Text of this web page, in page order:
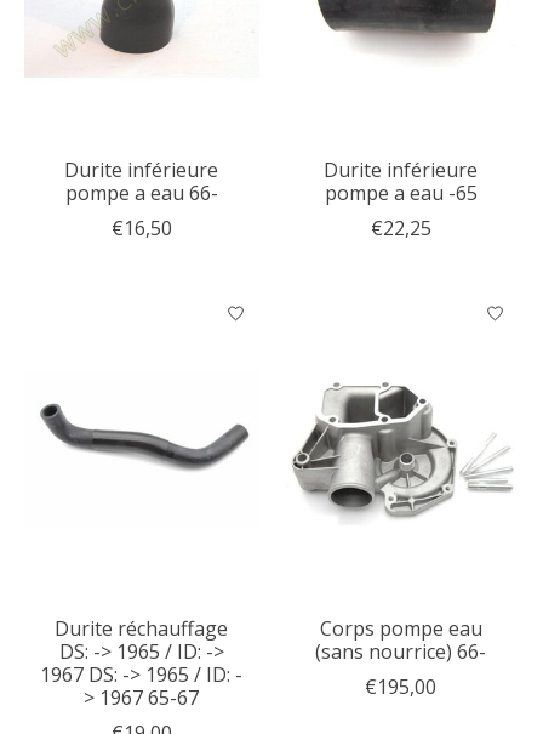
Durite inférieure
pompe a eau 66-
€16,50
Durite inférieure
pompe a eau -65
€22,25
Durite réchauffage
DS: -> 1965 / ID: ->
1967 DS: -> 1965 / ID: -
> 1967 65-67
Corps pompe eau
(sans nourrice) 66-
€195,00